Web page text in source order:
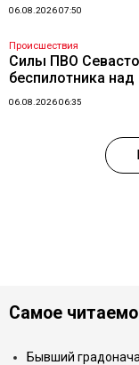
06.08.2026 07:50
Происшествия
Силы ПВО
беспилотника
06.08.2026 06:35
Самое
Бывший